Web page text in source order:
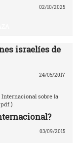
02/10/2025
israelíes de
24/05/2017
sobre la
03/09/2015